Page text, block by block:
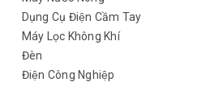
Dụng Cụ Điện Cầm Tay
Máy Lọc Không Khí
Đèn
Điện Công Nghiệp